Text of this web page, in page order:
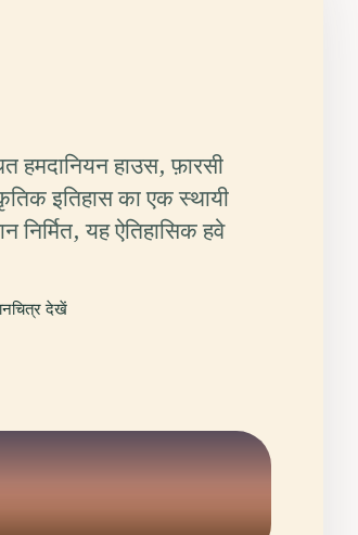
हमदानियन हाउस, फ़ारसी
इतिहास का एक स्थायी
निर्मित, यह ऐतिहासिक हवे
देखें